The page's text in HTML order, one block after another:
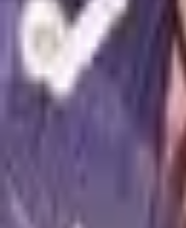
View onVNDB
Otoko no
男の娘乱交倶楽部